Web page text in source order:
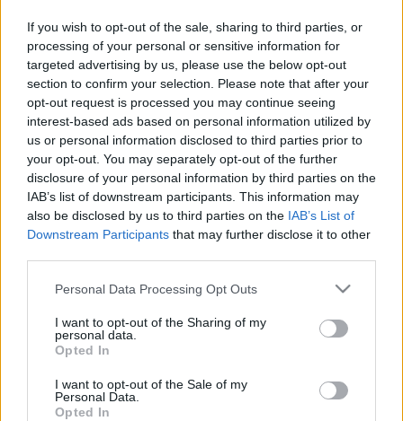
If you wish to opt-out of the sale, sharing to third parties, or
processing of your personal or sensitive information for
targeted advertising by us, please use the below opt-out
section to confirm your selection. Please note that after your
opt-out request is processed you may continue seeing
interest-based ads based on personal information utilized by
us or personal information disclosed to third parties prior to
your opt-out. You may separately opt-out of the further
disclosure of your personal information by third parties on the
IAB’s list of downstream participants. This information may
also be disclosed by us to third parties on the IAB’s List of
Downstream Participants that may further disclose it to other
Please note that this website/app uses one or more Google
not limited to your visit or usage behaviour. You may click to
grant or deny consent to Google and its third-party tags to
use your data for below specified purposes in below Google
consent section.
Personal Data Processing Opt Outs
I want to opt-out of the Sharing of my
personal data.
Opted In
I want to opt-out of the Sale of my
Personal Data.
Opted In
Elmúlt már 18 éves?Ezen az oldalon felnőtt tartalom
található!
Igen
Nem
Betegségek
Jelentősen megnőtt az intimplasztikai
beavatkozások száma - ezek a legjobb
eljárások
Jelentősen megnőtt az
intimplasztikai beavatkozások
száma - ezek a legjobb eljárások